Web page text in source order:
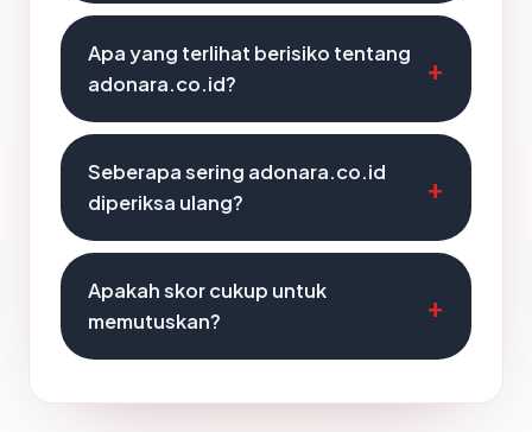
Apa yang terlihat berisiko tentang
adonara.co.id?
Seberapa sering adonara.co.id
diperiksa ulang?
Apakah skor cukup untuk
memutuskan?